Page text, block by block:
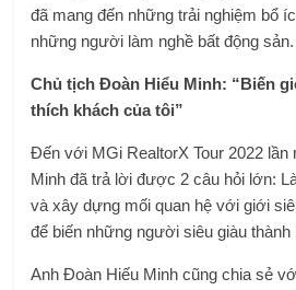
đã mang đến những trải nghiệm bổ
những người làm nghề bất động sản.
Chủ tịch Đoàn Hiểu Minh: “Biến
thích khách của tôi”
Đến với MGi RealtorX Tour 2022 lần
Minh đã trả lời được 2 câu hỏi lớn:
và xây dựng mối quan hệ với giới
để biến những người siêu giàu
Anh Đoàn Hiếu Minh cũng chia sẻ